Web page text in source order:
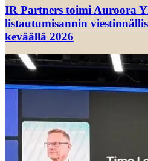
IR Partners toimi Auroora
listautumisannin
keväällä 2026